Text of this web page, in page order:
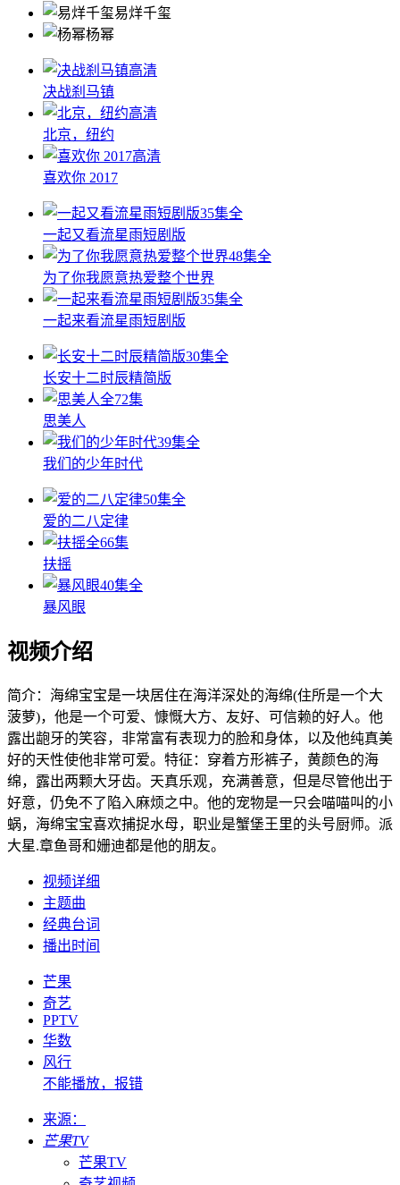
易烊千玺
杨幂
高清
决战刹马镇
高清
北京，纽约
高清
喜欢你 2017
35集全
一起又看流星雨短剧版
48集全
为了你我愿意热爱整个世界
35集全
一起来看流星雨短剧版
30集全
长安十二时辰精简版
全72集
思美人
39集全
我们的少年时代
50集全
爱的二八定律
全66集
扶摇
40集全
暴风眼
视频介绍
简介： 海绵宝宝是一块居住在海洋深处的海绵(住所是一个大
菠萝)，他是一个可爱、慷慨大方、友好、可信赖的好人。他
露出龅牙的笑容，非常富有表现力的脸和身体，以及他纯真美
好的天性使他非常可爱。特征：穿着方形裤子，黄颜色的海
绵，露出两颗大牙齿。天真乐观，充满善意，但是尽管他出于
好意，仍免不了陷入麻烦之中。他的宠物是一只会喵喵叫的小
蜗，海绵宝宝喜欢捕捉水母，职业是蟹堡王里的头号厨师。派
大星.章鱼哥和姗迪都是他的朋友。
视频详细
主题曲
经典台词
播出时间
芒果
奇艺
PPTV
华数
风行
不能播放，报错
来源：
芒果TV
芒果TV